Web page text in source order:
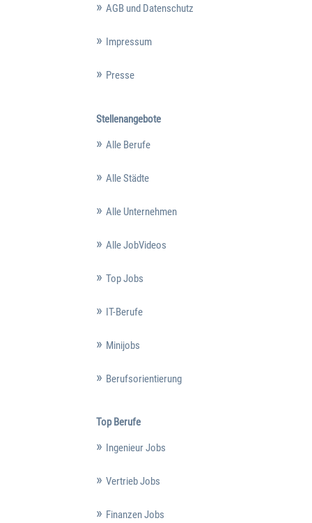
AGB und Datenschutz
Impressum
Presse
Stellenangebote
Alle Berufe
Alle Städte
Alle Unternehmen
Alle JobVideos
Top Jobs
IT-Berufe
Minijobs
Berufsorientierung
Top Berufe
Ingenieur Jobs
Vertrieb Jobs
Finanzen Jobs